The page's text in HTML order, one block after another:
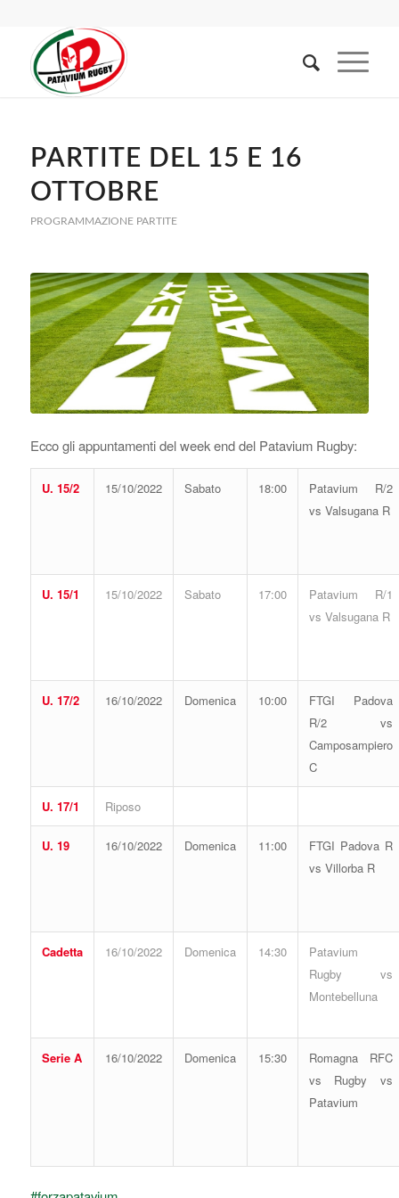
PARTITE DEL 15 E 16
OTTOBRE
PROGRAMMAZIONE PARTITE
Ecco gli appuntamenti del week end del Patavium Rugby:
U. 15/2 15/10/2022 Sabato 18:00
Patavium R/2
vs Valsugana R
U. 15/1 15/10/2022 Sabato 17:00
Patavium R/1
vs Valsugana R
U. 17/2 16/10/2022 Domenica 10:00
FTGI Padova
R/2 vs
Camposampiero
C
U. 17/1 Riposo
U. 19 16/10/2022 Domenica 11:00
FTGI Padova R
vs Villorba R
Cadetta 16/10/2022 Domenica 14:30
Patavium
Rugby vs
Montebelluna
Serie A 16/10/2022 Domenica 15:30
Romagna RFC
vs Rugby vs
Patavium